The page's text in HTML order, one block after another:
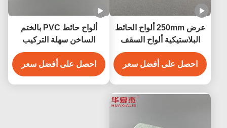
عرض 250mm ألواح الحائط
البلاستيكية ألواح السقف
البلاستيكية المقاومة
للرطوبة 250mmx5mm
احصل على أفضل سعر
ألواح حائط PVC بالختم
الساخن سهلة التركيب
مقاومة للماء بسهولة
احصل على أفضل سعر